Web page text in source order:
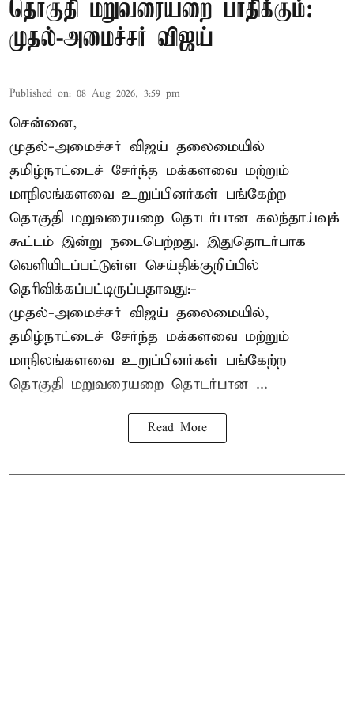
தொகுதி மறுவரையறை பாதிக்கும்:
முதல்-அமைச்சர் விஜய்
Published on: 08 Aug 2026, 3:59 pm
சென்னை,
முதல்-அமைச்சர் விஜய் தலைமையில்
தமிழ்நாட்டைச் சேர்ந்த மக்களவை மற்றும்
மாநிலங்களவை உறுப்பினர்கள் பங்கேற்ற
தொகுதி மறுவரையறை தொடர்பான கலந்தாய்வுக்
கூட்டம் இன்று நடைபெற்றது. இதுதொடர்பாக
வெளியிடப்பட்டுள்ள செய்திக்குறிப்பில்
தெரிவிக்கப்பட்டிருப்பதாவது:-
முதல்-அமைச்சர் விஜய் தலைமையில்,
தமிழ்நாட்டைச் சேர்ந்த மக்களவை மற்றும்
மாநிலங்களவை உறுப்பினர்கள் பங்கேற்ற
தொகுதி மறுவரையறை தொடர்பான ...
Read More